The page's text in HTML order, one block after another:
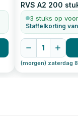
RVS A2 200
3 stuks op
Staffelkorting
1
(morgen) zaterdag